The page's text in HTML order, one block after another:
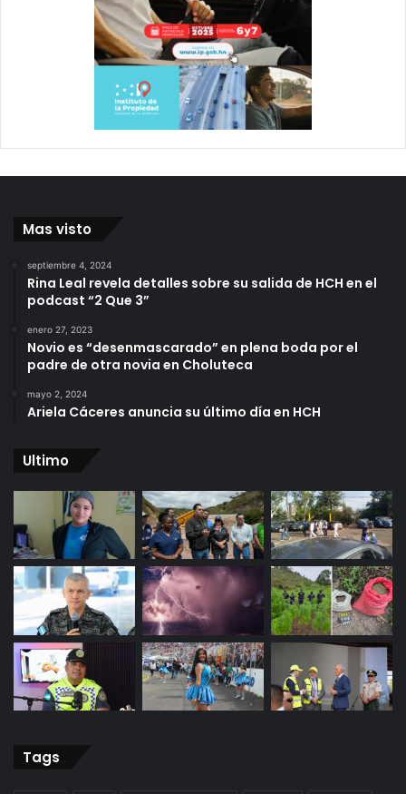
Mas visto
septiembre 4, 2024
Rina Leal revela detalles sobre su salida de HCH en el
podcast “2 Que 3”
enero 27, 2023
Novio es “desenmascarado” en plena boda por el
padre de otra novia en Choluteca
mayo 2, 2024
Ariela Cáceres anuncia su último día en HCH
Ultimo
Tags